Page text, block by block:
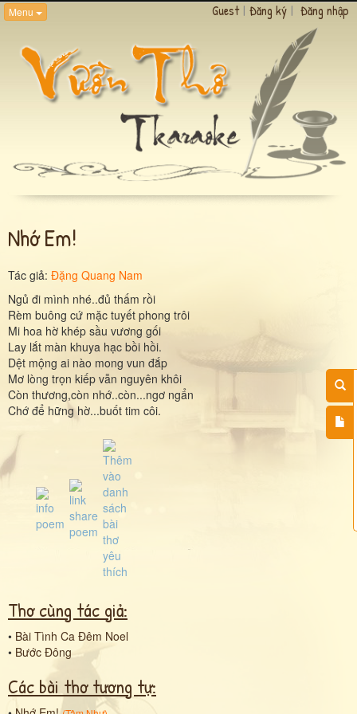
Menu Guest | Đăng ký | Đăng nhập
Nhớ Em!
Tác giả: Đặng Quang Nam
Ngủ đi mình nhé..đủ thấm rồi
Rèm buông cứ mặc tuyết phong trôi
Mi hoa hờ khép sầu vương gối
Lay lắt màn khuya hạc bồi hồi.
Dệt mộng ai nào mong vun đắp
Mơ lòng trọn kiếp vẫn nguyên khôi
Còn thương,còn nhớ..còn...ngơ ngẩn
Chớ để hững hờ...buốt tim côi.
Thơ cùng tác giả:
• Bài Tình Ca Đêm Noel
• Bước Đông
Các bài thơ tương tự: